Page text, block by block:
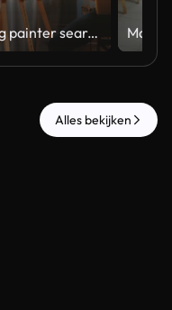
Young painter searching inspiration
Alles bekijken